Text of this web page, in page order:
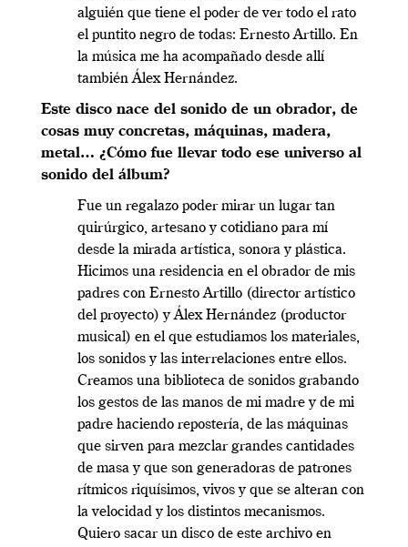
alguién que tiene el poder de ver todo el rato
el puntito negro de todas: Ernesto Artillo. En
la música me ha acompañado desde allí
también Álex Hernández.
Este disco nace del sonido de un obrador, de
cosas muy concretas, máquinas, madera,
metal… ¿Cómo fue llevar todo ese universo al
sonido del álbum?
Fue un regalazo poder mirar un lugar tan
quirúrgico, artesano y cotidiano para mí
desde la mirada artística, sonora y plástica.
Hicimos una residencia en el obrador de mis
padres con Ernesto Artillo (director artístico
del proyecto) y Álex Hernández (productor
musical) en el que estudiamos los materiales,
los sonidos y las interrelaciones entre ellos.
Creamos una biblioteca de sonidos grabando
los gestos de las manos de mi madre y de mi
padre haciendo repostería, de las máquinas
que sirven para mezclar grandes cantidades
de masa y que son generadoras de patrones
rítmicos riquísimos, vivos y que se alteran con
la velocidad y los distintos mecanismos.
Quiero sacar un disco de este archivo en